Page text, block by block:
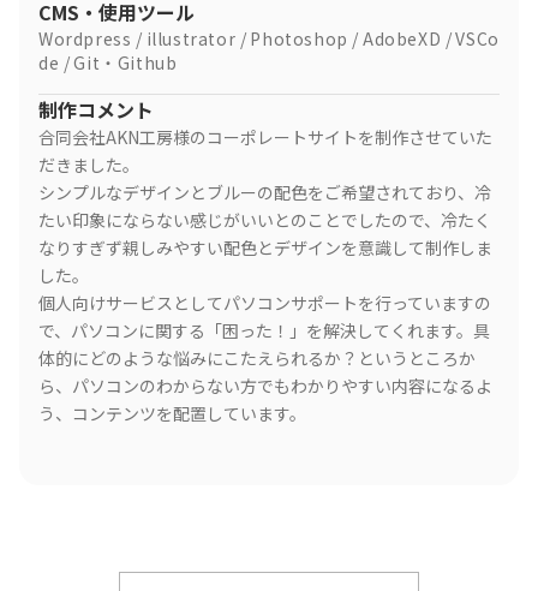
CMS・使用ツール
Wordpress illustrator Photoshop AdobeXD
VSCo
de
Git・Github
制作コメント
合同会社AKN工房様のコーポレートサイトを制作させていた
だきました。
シンプルなデザインとブルーの配色をご希望されており、冷
たい印象にならない感じがいいとのことでしたので、冷たく
なりすぎず親しみやすい配色とデザインを意識して制作しま
した。
個人向けサービスとしてパソコンサポートを行っていますの
で、パソコンに関する「困った！」を解決してくれます。具
体的にどのような悩みにこたえられるか？というところか
ら、パソコンのわからない方でもわかりやすい内容になるよ
う、コンテンツを配置しています。